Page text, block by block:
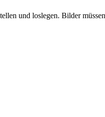
und loslegen. Bilder